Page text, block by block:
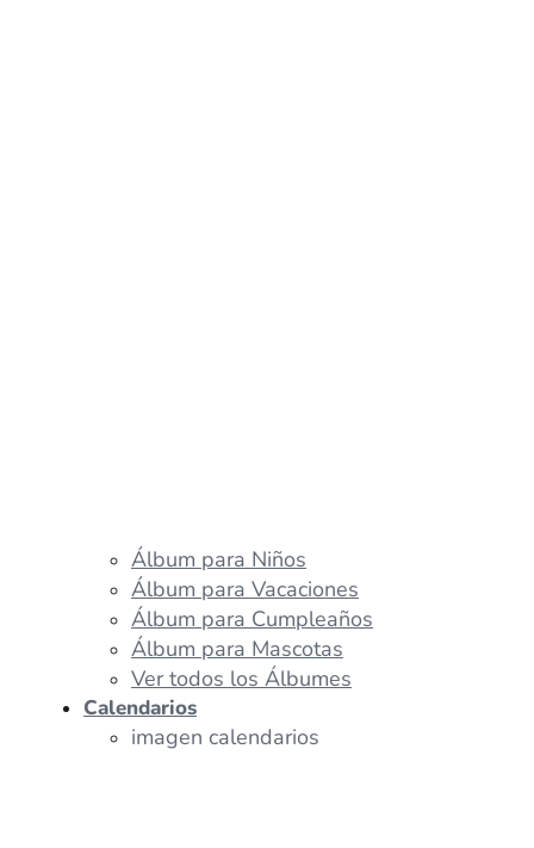
Álbum para Niños
Álbum para Vacaciones
Álbum para Cumpleaños
Álbum para Mascotas
Ver todos los Álbumes
Calendarios
imagen calendarios